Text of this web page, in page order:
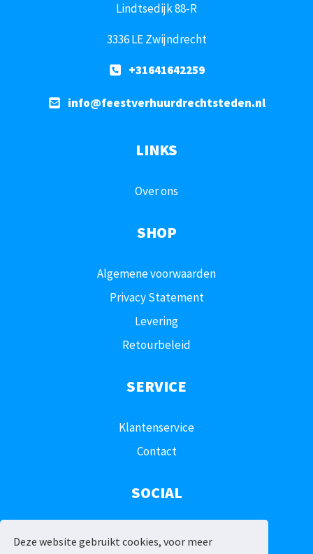
Deze website gebruikt cookies, voor meer
Lindtsedijk 88-R
3336 LE Zwijndrecht
+31641642259
info@feestverhuurdrechtsteden.nl
LINKS
Over ons
SHOP
Algemene voorwaarden
Privacy Statement
Levering
Retourbeleid
SERVICE
Klantenservice
Contact
SOCIAL